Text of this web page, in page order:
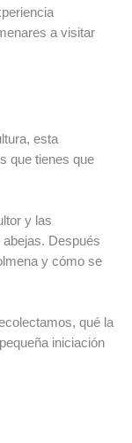
a visitar
esta
que tienes que
y las
Después
y cómo se
qué la
iniciación